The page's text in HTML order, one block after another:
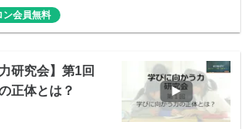
ン会員無料
研究会】第1回
正体とは？